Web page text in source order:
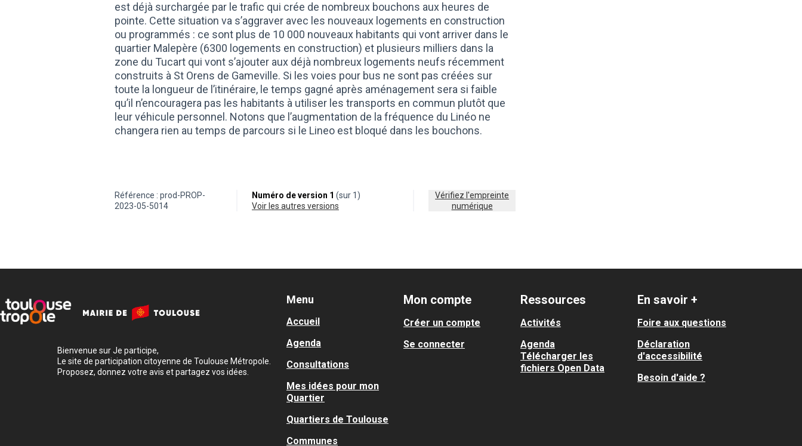
est déjà surchargée par le trafic qui crée de nombreux bouchons aux heures de
pointe. Cette situation va s’aggraver avec les nouveaux logements en construction
ou programmés : ce sont plus de 10 000 nouveaux habitants qui vont arriver dans le
quartier Malepère (6300 logements en construction) et plusieurs milliers dans la
zone du Tucart qui vont s’ajouter aux déjà nombreux logements neufs récemment
construits à St Orens de Gameville. Si les voies pour bus ne sont pas créées sur
toute la longueur de l’itinéraire, le temps gagné après aménagement sera si faible
qu’il n’encouragera pas les habitants à utiliser les transports en commun plutôt que
leur véhicule personnel. Notons que l’augmentation de la fréquence du Linéo ne
changera rien au temps de parcours si le Lineo est bloqué dans les bouchons.
Référence : prod-PROP-
2023-05-5014
Numéro de version 1 (sur 1)
voir les autres versions
Vérifiez l'empreinte
numérique
Bienvenue sur Je participe,
Le site de participation citoyenne de Toulouse Métropole.
Proposez, donnez votre avis et partagez vos idées.
Menu
Accueil
Agenda
Consultations
Mes idées pour mon
Quartier
Quartiers de Toulouse
Communes
Mon compte
Créer un compte
Se connecter
Ressources
Activités
Agenda
Télécharger les
fichiers Open Data
En savoir +
Foire aux questions
Déclaration
d'accessibilité
Besoin d'aide ?